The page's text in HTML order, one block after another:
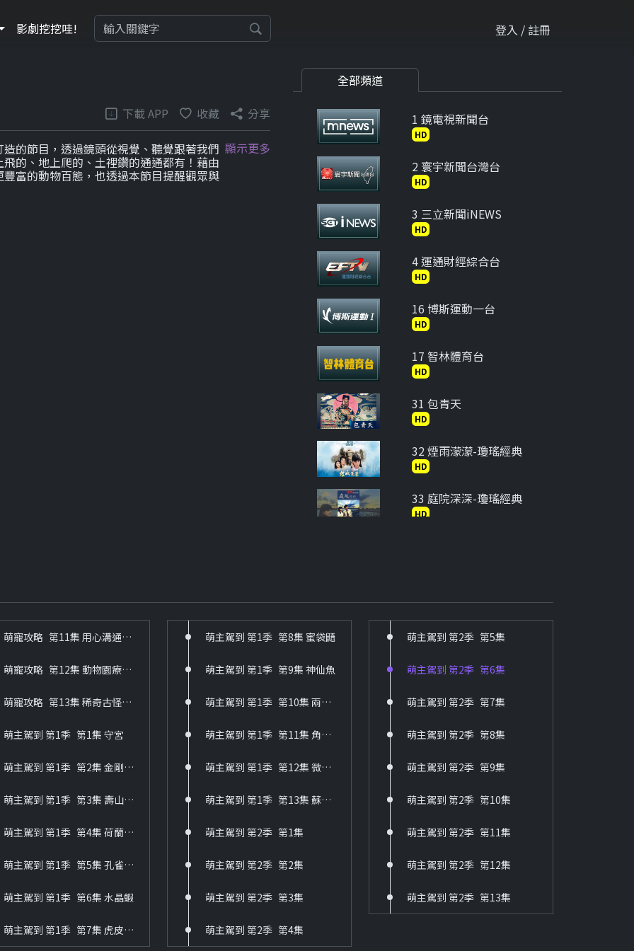
影劇挖挖哇! 登入 / 註冊
下載 APP 收藏 分享
的節目，透過鏡頭從視覺、聽覺跟著我們
的、地上爬的、土裡鑽的通通都有！藉由
富的動物百態，也透過本節目提醒觀眾與
顯示更多
全部頻道
1 鏡電視新聞台
HD
2 寰宇新聞台灣台
HD
3 三立新聞iNEWS
HD
4 運通財經綜合台
HD
16 博斯運動一台
HD
17 智林體育台
HD
31 包青天
HD
32 煙雨濛濛-瓊瑤經典
HD
33 庭院深深-瓊瑤經典
HD
36 六個夢-啞妻
HD
38 台灣靈異事件
HD
40 新兵日記
HD
萌寵攻略_第11集 用心溝通毛寶貝
萌寵攻略_第12集 動物園療癒系萌寵集合
萌寵攻略_第13集 稀奇古怪萌寵風來襲
萌主駕到 第1季_第1集 守宮
萌主駕到 第1季_第2集 金剛鸚鵡巴丹鸚鵡
萌主駕到 第1季_第3集 壽山動物園大象阿里
萌主駕到 第1季_第4集 荷蘭柯爾鴨
萌主駕到 第1季_第5集 孔雀魚和大肚魚
萌主駕到 第1季_第6集 水晶蝦
萌主駕到 第1季_第7集 虎皮鸚鵡
萌主駕到 第1季_第8集 蜜袋鼯
萌主駕到 第1季_第9集 神仙魚
萌主駕到 第1季_第10集 兩棲爬蟲
萌主駕到 第1季_第11集 角落。有貓
萌主駕到 第1季_第12集 微笑天使薩摩耶
萌主駕到 第1季_第13集 蘇卡達象龜
萌主駕到 第2季_第1集
萌主駕到 第2季_第2集
萌主駕到 第2季_第3集
萌主駕到 第2季_第4集
萌主駕到 第2季_第5集
萌主駕到 第2季_第6集
萌主駕到 第2季_第7集
萌主駕到 第2季_第8集
萌主駕到 第2季_第9集
萌主駕到 第2季_第10集
萌主駕到 第2季_第11集
萌主駕到 第2季_第12集
萌主駕到 第2季_第13集